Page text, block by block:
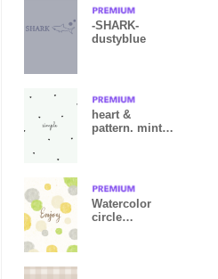
-SHARK-
dustyblue
heart &
pattern. mint
Watercolor
circle